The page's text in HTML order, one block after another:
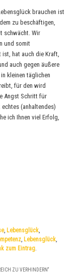
brauchen ist
zu beschäftigen,
schwächt. Wir
und somit
hat auch die Kraft,
auch gegen äußere
kleinen täglichen
für den wird
Angst Schritt für
(anhaltendes)
ich Ihnen viel Erfolg,
, Lebensglück,
, Lebensglück,
zum Eintrag.
ZU VERHINDERN“